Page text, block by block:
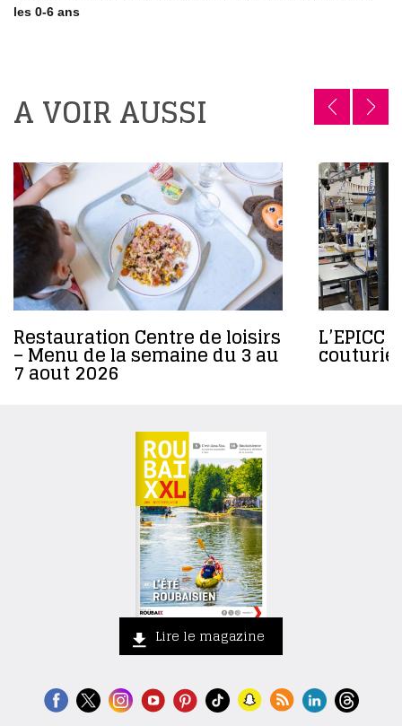
les 0-6 ans
A VOIR AUSSI
Restauration Centre de loisirs
– Menu de la semaine du 3 au
7 aout 2026
Lire le magazine